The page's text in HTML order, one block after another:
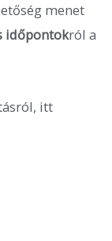
menet
időpontokról a
itt